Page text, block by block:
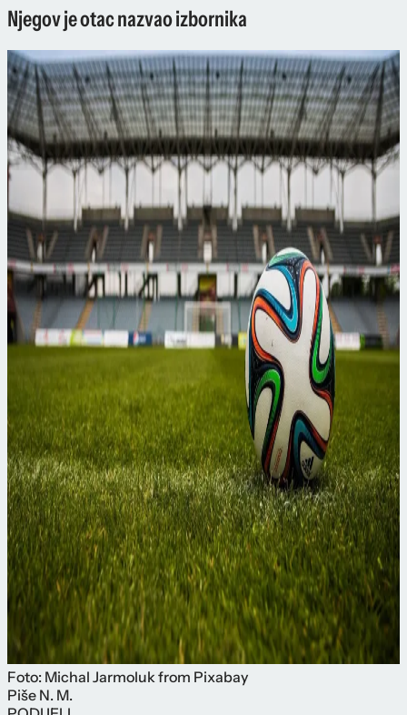
Njegov je otac nazvao izbornika
Foto: Michal Jarmoluk from Pixabay
Piše N. M.